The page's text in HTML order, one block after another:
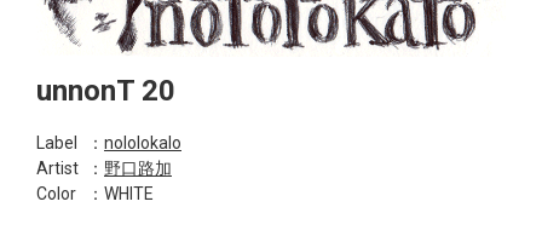
unnonT 20
Label ： nololokalo
Artist
： 野口路加
Color
：WHITE